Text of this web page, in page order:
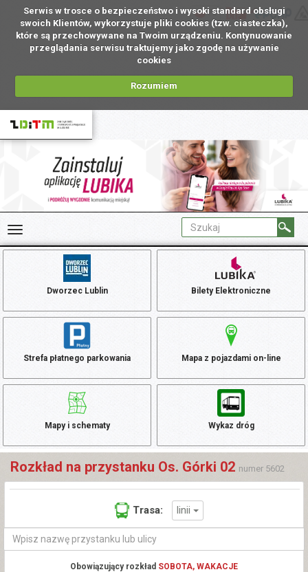
Serwis w trosce o bezpieczeństwo i wysoki standard obsługi
swoich Klientów, wykorzystuje pliki cookies (tzw. ciasteczka),
które są przechowywane na Twoim urządzeniu. Kontynuowanie
przeglądania serwisu traktujemy jako zgodę na używanie
cookies
Rozumiem
PL
Dworzec Lublin Bilety Elektroniczne
Strefa płatnego parkowania Mapa z pojazdami on-line
Mapy i schematy Wykaz dróg
Rozkład na przystanku Os. Górki 02 numer 5602
Trasa: linii
Obowiązujący rozkład SOBOTA, WAKACJE